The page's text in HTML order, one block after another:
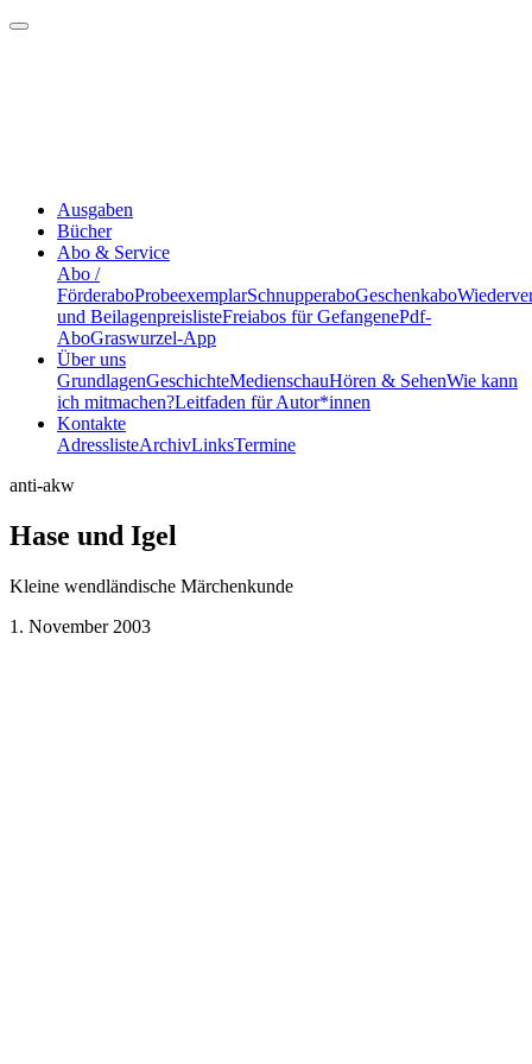
Ausgaben
Bücher
Abo & Service
Abo /
FörderaboProbeexemplarSchnupperaboGeschenkabo
und BeilagenpreislisteFreiabos für GefangenePdf-
AboGraswurzel-App
Über uns
GrundlagenGeschichteMedienschauHören & SehenWie kann
ich mitmachen?Leitfaden für Autor*innen
Kontakte
AdresslisteArchivLinksTermine
anti-akw
Hase und Igel
Kleine wendländische Märchenkunde
1. November 2003